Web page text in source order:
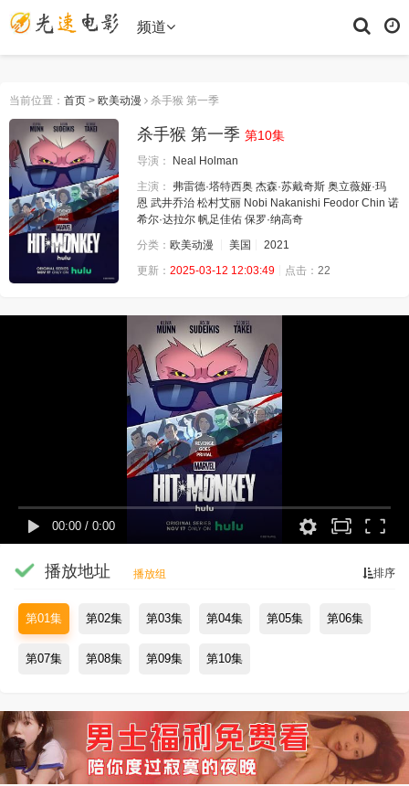
频道
当前位置： 首页 > 欧美动漫 杀手猴 第一季
杀手猴 第一季 第10集
导演：
Neal Holman
主演：
弗雷德·塔特西奥 杰森·苏戴奇斯 奥立薇娅·玛
恩 武井乔治 松村艾丽 Nobi Nakanishi Feodor Chin 诺
希尔·达拉尔 帆足佳佑 保罗·纳高奇
分类： 欧美动漫 美国
2021
更新： 2025-03-12 12:03:49 点击： 22
00:00 / 0:00
排序
播放地址 播放组
第01集 第02集 第03集 第04集 第05集 第06集
第07集 第08集 第09集 第10集